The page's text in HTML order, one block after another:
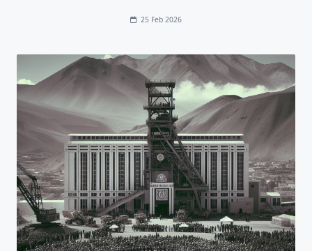
25 Feb 2026